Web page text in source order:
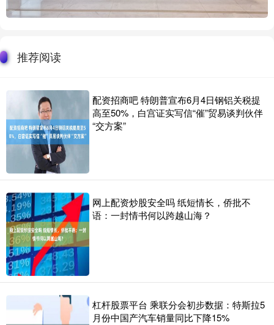
推荐阅读
配资招商吧 特朗普宣布6月4日钢铝关税提
高至50%，白宫证实写信“催”贸易谈判伙伴
“交方案”
网上配资炒股安全吗 纸短情长，侨批不
语：一封情书何以跨越山海？
杠杆股票平台 乘联分会初步数据：特斯拉5
月份中国产汽车销量同比下降15%